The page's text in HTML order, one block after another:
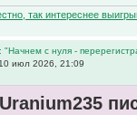
так интереснее
"Начнем с нуля -
июл 2026, 21:09
Uranium235